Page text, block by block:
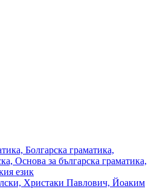
Болгарска граматика,
Основа за българска граматика,
език
Христаки Павлович, Йоаким